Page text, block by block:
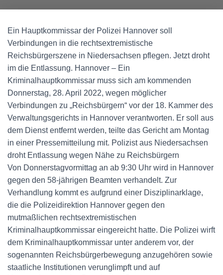
Ein Hauptkommissar der Polizei Hannover soll
Verbindungen in die rechtsextremistische
Reichsbürgerszene in Niedersachsen pflegen. Jetzt droht
im die Entlassung. Hannover – Ein
Kriminalhauptkommissar muss sich am kommenden
Donnerstag, 28. April 2022, wegen möglicher
Verbindungen zu „Reichsbürgern“ vor der 18. Kammer des
Verwaltungsgerichts in Hannover verantworten. Er soll aus
dem Dienst entfernt werden, teilte das Gericht am Montag
in einer Pressemitteilung mit. Polizist aus Niedersachsen
droht Entlassung wegen Nähe zu Reichsbürgern
Von Donnerstagvormittag an ab 9:30 Uhr wird in Hannover
gegen den 58-jährigen Beamten verhandelt. Zur
Verhandlung kommt es aufgrund einer Disziplinarklage,
die die Polizeidirektion Hannover gegen den
mutmaßlichen rechtsextremistischen
Kriminalhauptkommissar eingereicht hatte. Die Polizei wirft
dem Kriminalhauptkommissar unter anderem vor, der
sogenannten Reichsbürgerbewegung anzugehören sowie
staatliche Institutionen verunglimpft und auf